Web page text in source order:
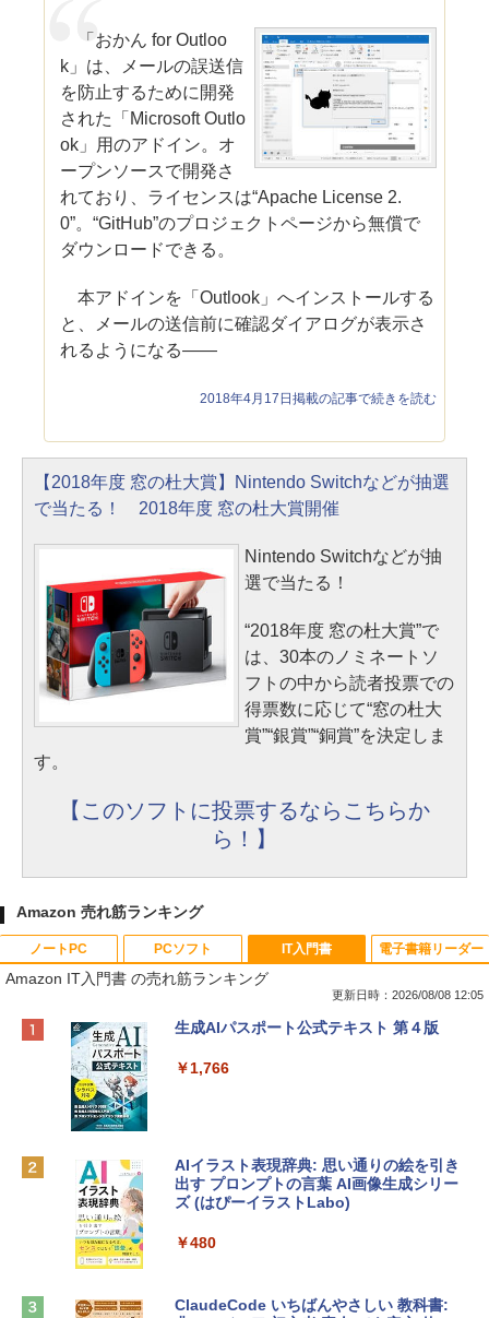
「おかん for Outloo
k」は、メールの誤送信
を防止するために開発
された「Microsoft Outlo
ok」用のアドイン。オ
ープンソースで開発さ
れており、ライセンスは“Apache License 2.
0”。“GitHub”のプロジェクトページから無償で
ダウンロードできる。
本アドインを「Outlook」へインストールする
と、メールの送信前に確認ダイアログが表示さ
れるようになる――
2018年4月17日掲載の記事で続きを読む
【2018年度 窓の杜大賞】Nintendo Switchなどが抽選
で当たる！ 2018年度 窓の杜大賞開催
Nintendo Switchなどが抽
選で当たる！
“2018年度 窓の杜大賞”で
は、30本のノミネートソ
フトの中から読者投票での
得票数に応じて“窓の杜大
賞”“銀賞”“銅賞”を決定しま
す。
【このソフトに投票するならこちらか
ら！】
Amazon 売れ筋ランキング
ノートPC
Apple 2026 MacBook Neo A18 Proチッ
e Intelligenceのために設計、Liquid Ret
￥119,800
ンケース Dell NEC Lavie ASUS HP dyna
￥2,952
PCソフト
Robloxギフトカード - 800 Robux 【限
インゲームコード】 ロブロックス | オン
Robloxギフトカード - 1000 Robux 【限
定バーチャルアイテムを含む】 【オンラ
ラインコード版
IT入門書
Amazon IT入門書 の売れ筋ランキング
更新日時：2026/08/08 12:05
生成AIパスポート公式テキスト 第４版
￥1,766
AIイラスト表現辞典: 思い通りの絵を引き
出す プロンプトの言葉 AI画像生成シリー
ズ (はぴーイラストLabo)
￥480
ClaudeCode いちばんやさしい 教科書:
電子書籍リーダー